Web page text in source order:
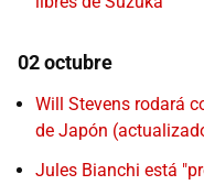
02 octubre
Will Stevens rodará
de Japón
Jules Bianchi está